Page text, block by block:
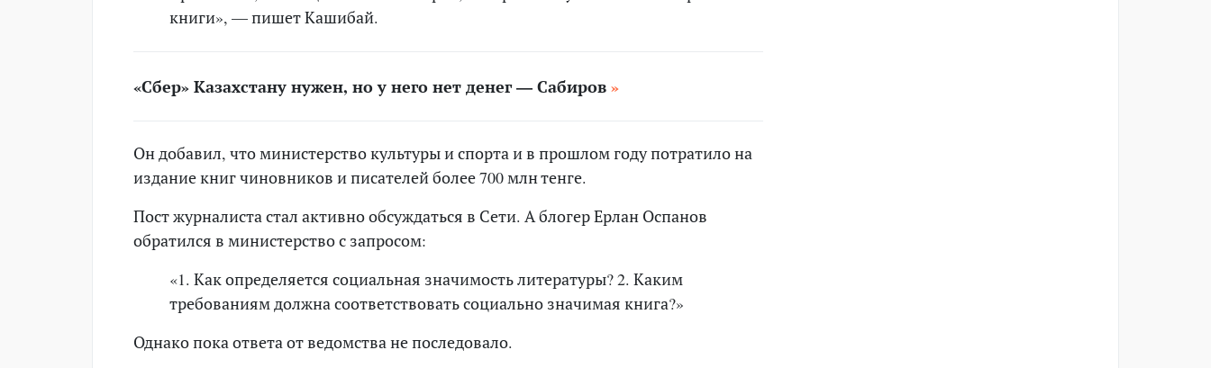
книги», — пишет Кашибай.
«Сбер» Казахстану нужен, но у него нет денег — Сабиров
Он добавил, что министерство культуры и спорта и в прошлом году потратило на
издание книг чиновников и писателей более 700 млн тенге.
Пост журналиста стал активно обсуждаться в Сети. А блогер Ерлан Оспанов
обратился в министерство с запросом:
«1. Как определяется социальная значимость литературы? 2. Каким
требованиям должна соответствовать социально значимая книга?»
Однако пока ответа от ведомства не последовало.